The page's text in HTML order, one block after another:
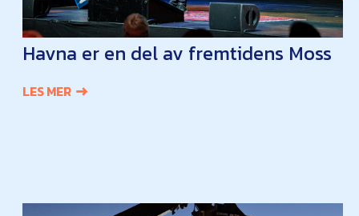
Havna er en del av fremtidens Moss
LES MER